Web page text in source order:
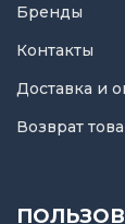
Бренды
Контакты
Доставка и
Возврат